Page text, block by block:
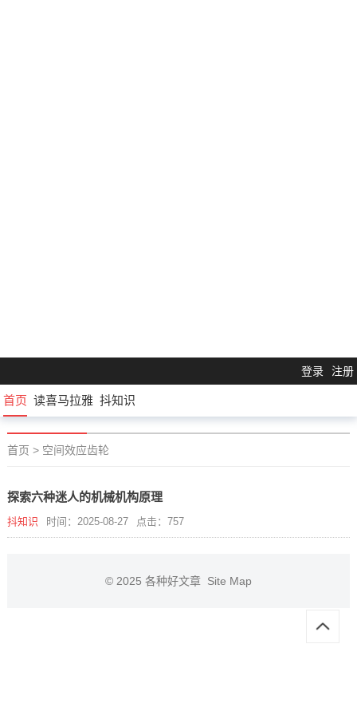
登录 注册
首页 读喜马拉雅 抖知识
首页 > 空间效应齿轮
探索六种迷人的机械机构原理
抖知识 时间：2025-08-27 点击：757
© 2025 各种好文章 Site Map